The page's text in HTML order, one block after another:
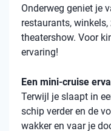
Onderweg geniet je
restaurants,
theatershow. Voor
ervaring!
Een mini-cruise
Terwijl je slaapt in
schip verder en de
wakker en vaar je